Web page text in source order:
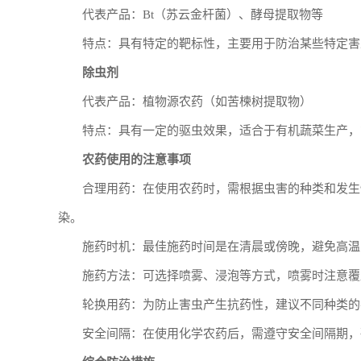
代表产品：Bt（苏云金杆菌）、酵母提取物等
特点：具有特定的靶标性，主要用于防治某些特定
除虫剂
代表产品：植物源农药（如苦楝树提取物）
特点：具有一定的驱虫效果，适合于有机蔬菜生产
农药使用的注意事项
合理用药：在使用农药时，需根据虫害的种类和发
染。
施药时机：最佳施药时间是在清晨或傍晚，避免高
施药方法：可选择喷雾、浸泡等方式，喷雾时注意
轮换用药：为防止害虫产生抗药性，建议不同种类
安全间隔：在使用化学农药后，需遵守安全间隔期